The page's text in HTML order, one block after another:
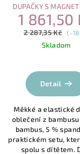
DUPAČKY S
ZAPÍNÁNÍM –
(3 KS)
1 861,50
2 287,35 Kč
Skladom
Detail
Měkké a elastické
oblečení z
bambus, 5 %
praktickém setu,
spolu s dítětem.